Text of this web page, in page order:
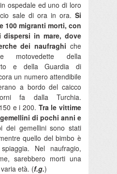
ospedale ed uno di loro
sale di ora in ora. Si
100 migranti morti, con
in mare, dove
dei naufraghi che
motovedette della
e della Guardia di
un numero attendibile
a bordo del caicco
fa dalla Turchia.
e i 200. Tra le vittime
di pochi anni e
dei gemellini sono stati
quello del bimbo è
Nel naufragio,
sarebbero morti una
età. (f.g.)